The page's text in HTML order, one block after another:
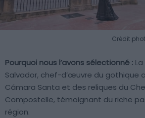
Crédit
Pourquoi nous l’avons sélectionné :
Salvador, chef-d’œuvre du gothique
Cámara Santa et des reliques du
Compostelle, témoignant du riche
région.